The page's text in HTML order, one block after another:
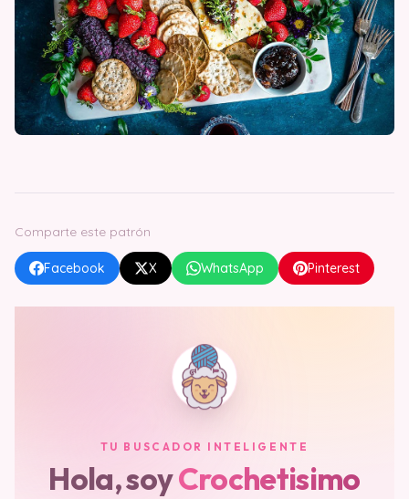
Comparte este patrón
Facebook X WhatsApp Pinterest
TU BUSCADOR INTELIGENTE
Hola, soyCrochetisimo